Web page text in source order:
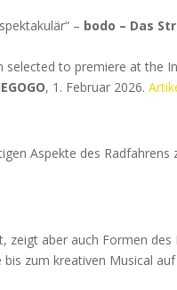
– bodo – Das
to premiere at the
, 1. Februar 2026.
Aspekte des Radfahrens
zeigt aber auch Formen des
zum kreativen Musical auf